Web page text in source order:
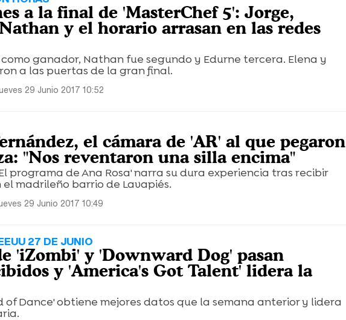
a la final de 'MasterChef 5': Jorge,
y el horario arrasan en las redes
ganador, Nathan fue segundo y Edurne tercera. Elena y
a las puertas de la gran final.
29 Junio 2017 10:52
el cámara de 'AR' al que pegaron
"Nos reventaron una silla encima"
programa de Ana Rosa' narra su dura experiencia tras recibir
madrileño barrio de Lavapiés.
29 Junio 2017 10:49
27 DE JUNIO
'iZombi' y 'Downward Dog' pasan
y 'America's Got Talent' lidera la
of Dance' obtiene mejores datos que la semana anterior y lidera